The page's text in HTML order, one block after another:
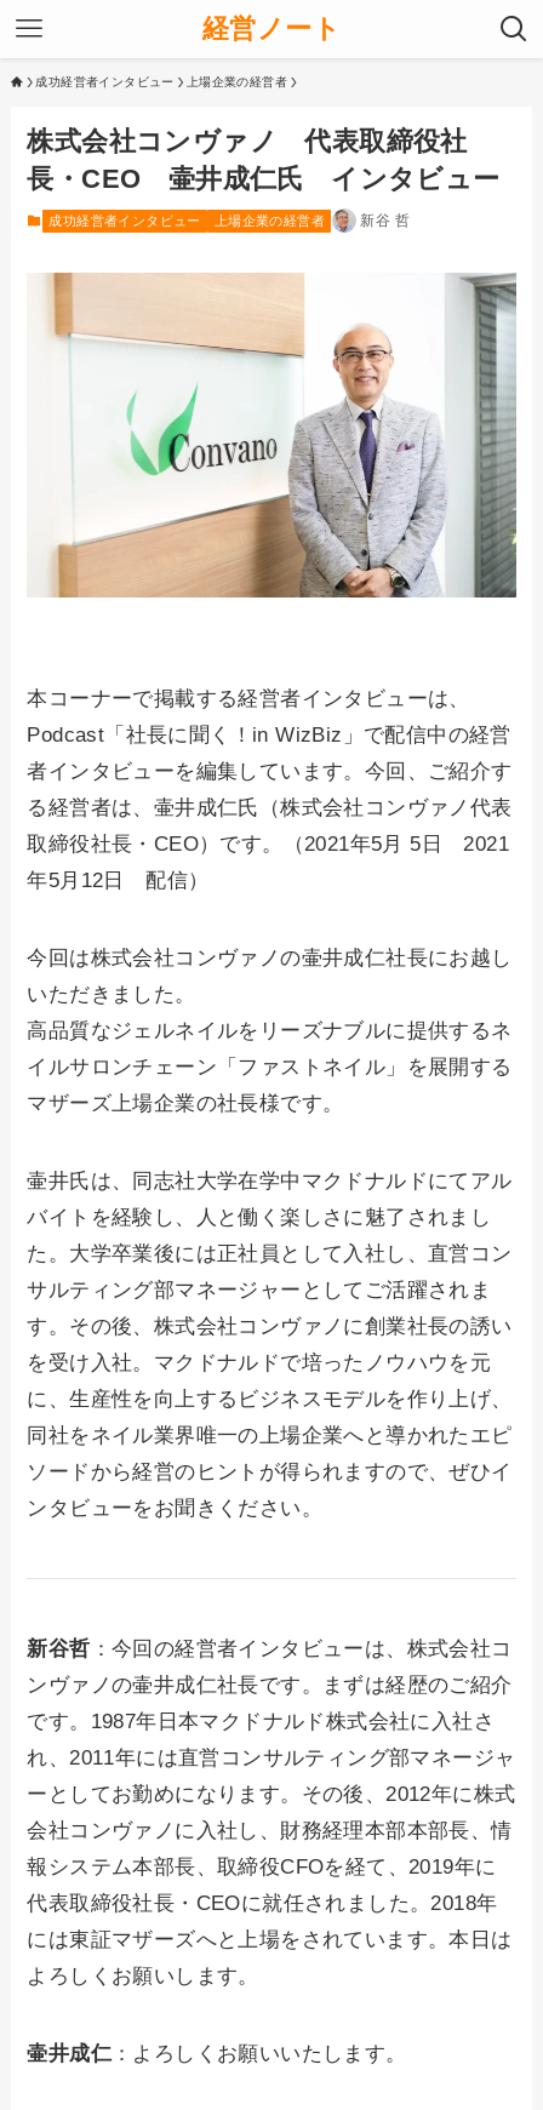
経営ノート
成功経営者インタビュー 上場企業の経営者
株式会社コンヴァノ 代表取締役社
長・CEO 壷井成仁氏 インタビュー
成功経営者インタビュー 上場企業の経営者 新谷 哲
本コーナーで掲載する経営者インタビューは、
Podcast「社長に聞く！in WizBiz」で配信中の経営
者インタビューを編集しています。今回、ご紹介す
る経営者は、壷井成仁氏（株式会社コンヴァノ代表
取締役社長・CEO）です。（2021年5月 5日 2021
年5月12日 配信）
今回は株式会社コンヴァノの壷井成仁社長にお越し
いただきました。
高品質なジェルネイルをリーズナブルに提供するネ
イルサロンチェーン「ファストネイル」を展開する
マザーズ上場企業の社長様です。
壷井氏は、同志社大学在学中マクドナルドにてアル
バイトを経験し、人と働く楽しさに魅了されまし
た。大学卒業後には正社員として入社し、直営コン
サルティング部マネージャーとしてご活躍されま
す。その後、株式会社コンヴァノに創業社長の誘い
を受け入社。マクドナルドで培ったノウハウを元
に、生産性を向上するビジネスモデルを作り上げ、
同社をネイル業界唯一の上場企業へと導かれたエピ
ソードから経営のヒントが得られますので、ぜひイ
ンタビューをお聞きください。
新谷哲 ：今回の経営者インタビューは、株式会社コ
ンヴァノの壷井成仁社長です。まずは経歴のご紹介
です。1987年日本マクドナルド株式会社に入社さ
れ、2011年には直営コンサルティング部マネージャ
ーとしてお勤めになります。その後、2012年に株式
会社コンヴァノに入社し、財務経理本部本部長、情
報システム本部長、取締役CFOを経て、2019年に
代表取締役社長・CEOに就任されました。2018年
には東証マザーズへと上場をされています。本日は
よろしくお願いします。
壷井成仁：よろしくお願いいたします。